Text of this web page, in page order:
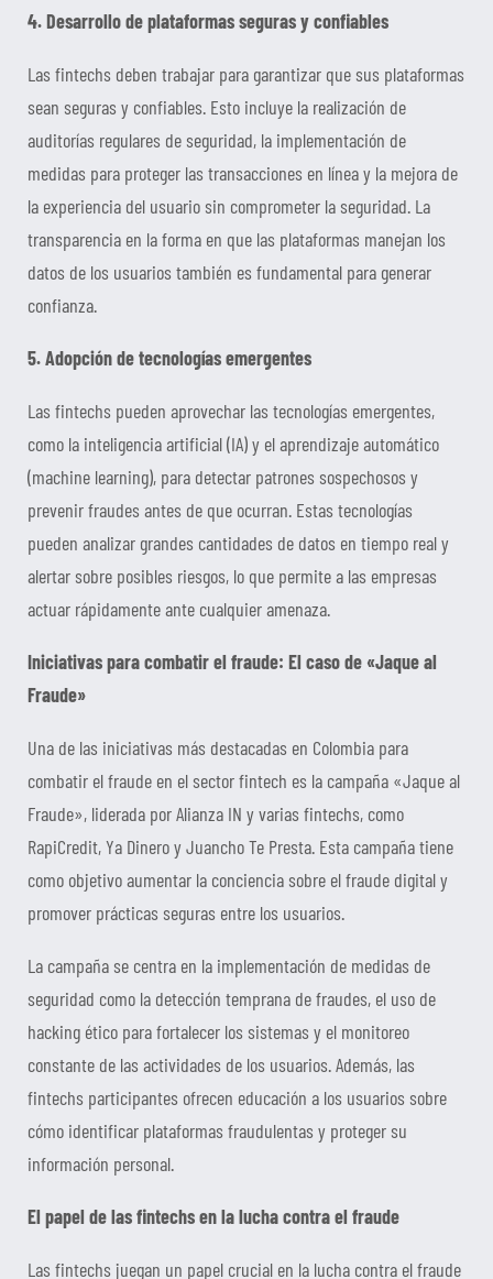
4. Desarrollo de plataformas seguras y confiables
Las fintechs deben trabajar para garantizar que sus plataformas
sean seguras y confiables. Esto incluye la realización de
auditorías regulares de seguridad, la implementación de
medidas para proteger las transacciones en línea y la mejora de
la experiencia del usuario sin comprometer la seguridad. La
transparencia en la forma en que las plataformas manejan los
datos de los usuarios también es fundamental para generar
confianza.
5. Adopción de tecnologías emergentes
Las fintechs pueden aprovechar las tecnologías emergentes,
como la inteligencia artificial (IA) y el aprendizaje automático
(machine learning), para detectar patrones sospechosos y
prevenir fraudes antes de que ocurran. Estas tecnologías
pueden analizar grandes cantidades de datos en tiempo real y
alertar sobre posibles riesgos, lo que permite a las empresas
actuar rápidamente ante cualquier amenaza.
Iniciativas para combatir el fraude: El caso de «Jaque al
Fraude»
Una de las iniciativas más destacadas en Colombia para
combatir el fraude en el sector fintech es la campaña «Jaque al
Fraude», liderada por Alianza IN y varias fintechs, como
RapiCredit, Ya Dinero y Juancho Te Presta. Esta campaña tiene
como objetivo aumentar la conciencia sobre el fraude digital y
promover prácticas seguras entre los usuarios.
La campaña se centra en la implementación de medidas de
seguridad como la detección temprana de fraudes, el uso de
hacking ético para fortalecer los sistemas y el monitoreo
constante de las actividades de los usuarios. Además, las
fintechs participantes ofrecen educación a los usuarios sobre
cómo identificar plataformas fraudulentas y proteger su
información personal.
El papel de las fintechs en la lucha contra el fraude
Las fintechs juegan un papel crucial en la lucha contra el fraude